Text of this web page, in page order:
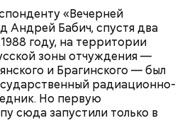
«Вечерней
Андрей Бабич, спустя два
году, на территории
зоны отчуждения —
и Брагинского — был
радиационно-
Но первую
сюда запустили только в
от того, какие
мире, — ученые,
и специалисты по ядерной